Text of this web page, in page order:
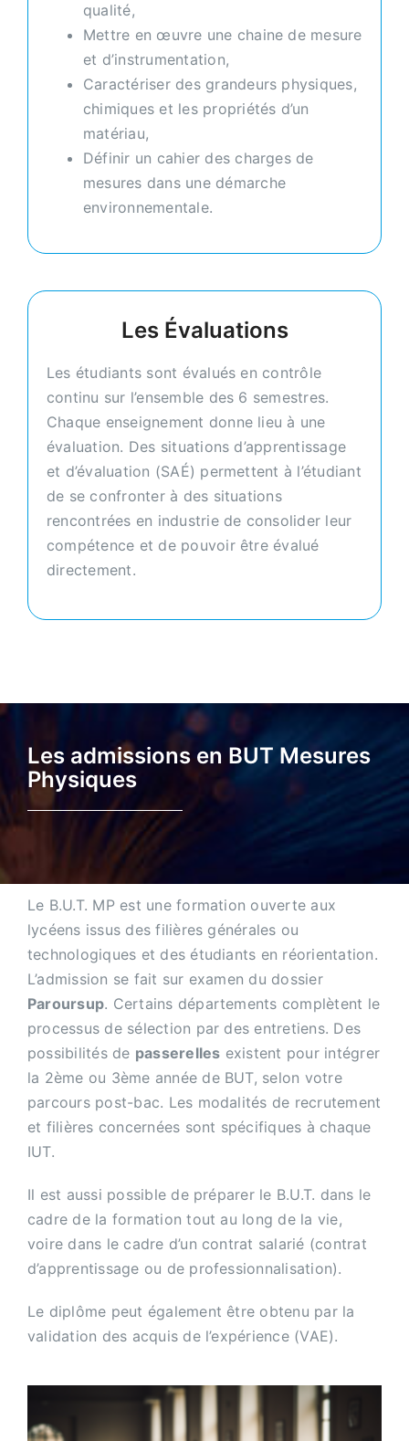
qualité,
Mettre en œuvre une chaine de mesure
et d’instrumentation,
Caractériser des grandeurs physiques,
chimiques et les propriétés d’un
matériau,
Définir un cahier des charges de
mesures dans une démarche
environnementale.
Les Évaluations
Les étudiants sont évalués en contrôle
continu sur l’ensemble des 6 semestres.
Chaque enseignement donne lieu à une
évaluation. Des situations d’apprentissage
et d’évaluation (SAÉ) permettent à l’étudiant
de se confronter à des situations
rencontrées en industrie de consolider leur
compétence et de pouvoir être évalué
directement.
Les admissions en BUT Mesures
Physiques
Le B.U.T. MP est une formation ouverte aux
lycéens issus des filières générales ou
technologiques et des étudiants en réorientation.
L’admission se fait sur examen du dossier
Paroursup. Certains départements complètent le
processus de sélection par des entretiens. Des
possibilités de passerelles existent pour intégrer
la 2ème ou 3ème année de BUT, selon votre
parcours post-bac. Les modalités de recrutement
et filières concernées sont spécifiques à chaque
IUT.
Il est aussi possible de préparer le B.U.T. dans le
cadre de la formation tout au long de la vie,
voire dans le cadre d’un contrat salarié (contrat
d’apprentissage ou de professionnalisation).
Le diplôme peut également être obtenu par la
validation des acquis de l’expérience (VAE).